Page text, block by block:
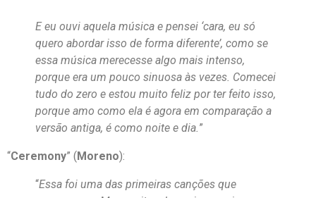
E eu ouvi aquela música e pensei ‘cara, eu só
quero abordar isso de forma diferente’, como se
essa música merecesse algo mais intenso,
porque era um pouco sinuosa às vezes. Comecei
tudo do zero e estou muito feliz por ter feito isso,
porque amo como ela é agora em comparação a
versão antiga, é como noite e dia. ”
“Ceremony” (Moreno):
“Essa foi uma das primeiras canções que